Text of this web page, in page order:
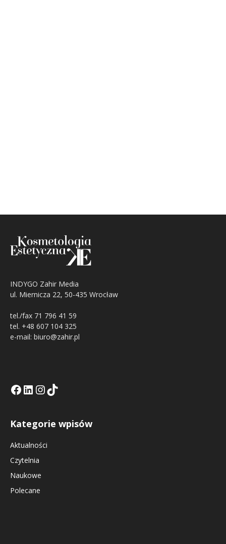
INDYGO Zahir Media
ul. Miernicza 22, 50-435 Wrocław
tel./fax 71 796 41 59
tel. +48 607 104 325
e-mail: biuro@zahir.pl
Facebook
LinkedIn
Tik Tok KEInstagramm KE
Kategorie wpisów
Aktualności
Czytelnia
Naukowe
Polecane